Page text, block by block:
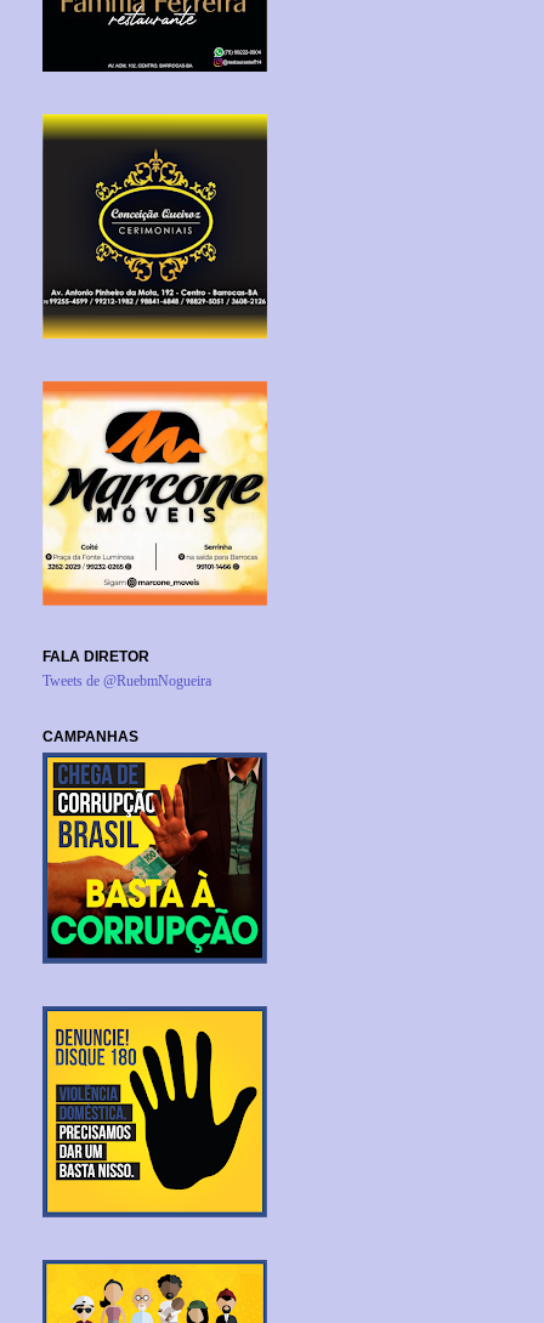
FALA DIRETOR
Tweets de @RuebmNogueira
CAMPANHAS